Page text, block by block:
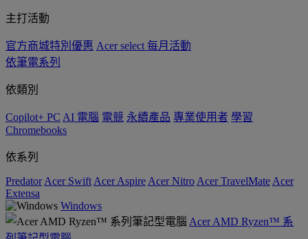
主打活動
官方商城特別優惠 Acer select 每月活動
依筆電系列
依類別
Copilot+ PC AI 電腦 電競 永續產品 專業使用者 學習
Chromebooks
依系列
Predator Acer Swift Acer Aspire Acer Nitro Acer TravelMate Acer
Extensa
Windows
Acer AMD Ryzen™ 系